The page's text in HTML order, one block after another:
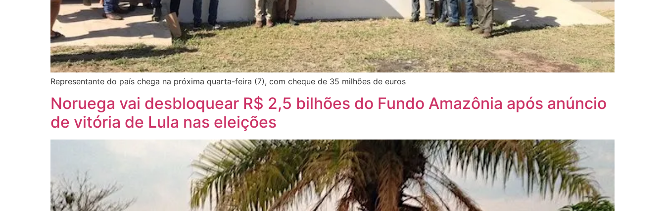
Representante do país chega na próxima quarta-feira (7), com cheque de 35 milhões de euros
Noruega vai desbloquear R$ 2,5 bilhões do Fundo Amazônia após anúncio
de vitória de Lula nas eleições